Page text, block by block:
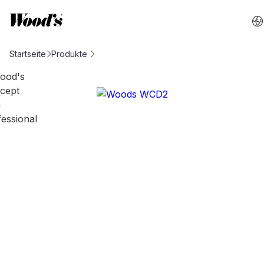
Startseite Produkte